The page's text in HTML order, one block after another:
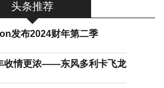
头条推荐
发布2024财年第二季
收情更浓——东风多利卡飞龙